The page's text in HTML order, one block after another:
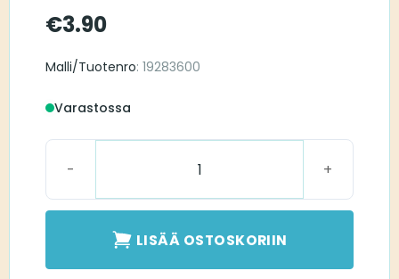
€3.90
Malli/Tuotenro: 19283600
Varastossa
LISÄÄ OSTOSKORIIN